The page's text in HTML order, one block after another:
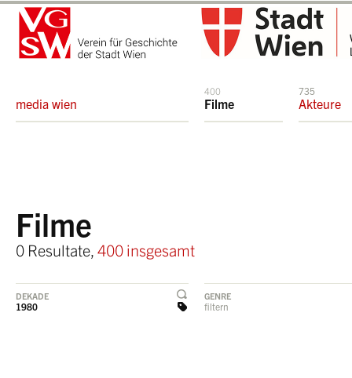
media wien
400
Filme
735
Akteure
Filme
0 Resultate, 400 insgesamt
DEKADE
1980
GENRE
filtern